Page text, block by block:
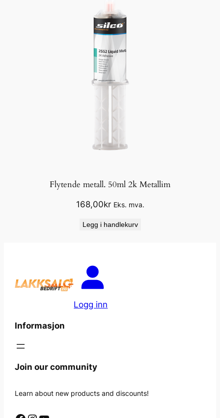
Flytende metall. 50ml 2k Metallim
168,00kr Eks. mva.
Legg i handlekurv
Logg inn
Informasjon
Join our community
Learn about new products and discounts!